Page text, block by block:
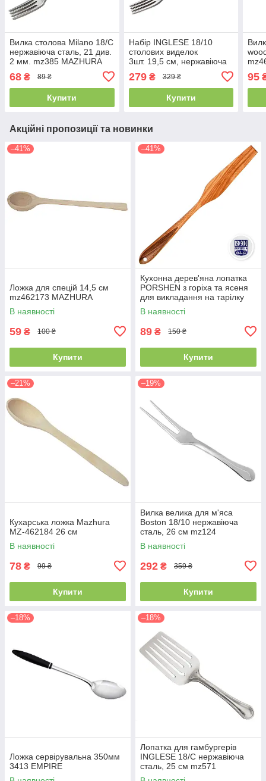
Вилка столова Milano 18/C
нержавіюча сталь, 21 див.
2 мм. mz385 MAZHURA
68 ₴ 89 ₴
Купити
Набір INGLESE 18/10
столових виделок
3шт. 19,5 см, нержавіюча
сталь mz172-3 MAZHURA
279₴ 329 ₴
Купити
95
Акційні пропозиції та новинки
–41%
Ложка для спецій 14,5 см
mz462173 MAZHURA
В наявності
59 ₴ 100 ₴
Купити
–41%
Кухонна дерев'яна лопатка
PORSHEN з горіха та ясеня
для викладання на тарілку
піци, торта, пирога 35 см (L
005)
В наявності
89 ₴ 150 ₴
Купити
–21%
Кухарська ложка Mazhura
MZ-462184 26 см
В наявності
78 ₴ 99 ₴
Купити
–19%
Вилка велика для м'яса
Boston 18/10 нержавіюча
сталь, 26 см mz124
MAZHURA
В наявності
292 ₴ 359 ₴
Купити
–18%
Ложка сервірувальна 350мм
3413 EMPIRE
–18%
Лопатка для гамбургерів
INGLESE 18/C нержавіюча
сталь, 25 см mz571
MAZHURA